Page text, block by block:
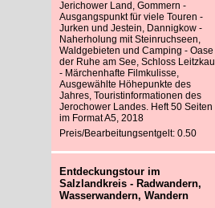
Jerichower Land, Gommern -
Ausgangspunkt für viele Touren -
Jurken und Jestein, Dannigkow -
Naherholung mit Steinruchseen,
Waldgebieten und Camping - Oase
der Ruhe am See, Schloss Leitzkau
- Märchenhafte Filmkulisse,
Ausgewählte Höhepunkte des
Jahres, Touristinformationen des
Jerochower Landes. Heft 50 Seiten
im Format A5, 2018
Preis/Bearbeitungsentgelt: 0.50
Entdeckungstour im
Salzlandkreis - Radwandern,
Wasserwandern, Wandern